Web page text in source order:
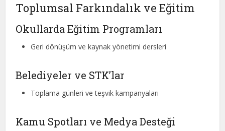
Toplumsal Farkındalık ve Eğitim
Okullarda Eğitim Programları
Geri dönüşüm ve kaynak yönetimi dersleri
Belediyeler ve STK’lar
Toplama günleri ve teşvik kampanyaları
Kamu Spotları ve Medya Desteği